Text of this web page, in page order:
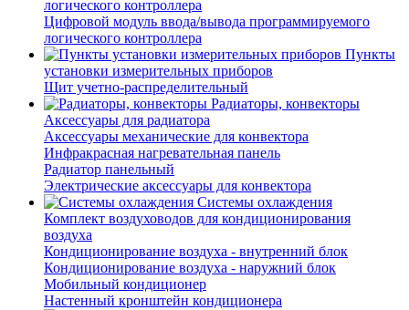
логического контроллера
Цифровой модуль ввода/вывода программируемого
логического контроллера
Пункты
установки измерительных приборов
Щит учетно-распределительный
Радиаторы, конвекторы
Аксессуары для радиатора
Аксессуары механические для конвектора
Инфракрасная нагревательная панель
Радиатор панельный
Электрические аксессуары для конвектора
Системы охлаждения
Комплект воздуховодов для кондиционирования
воздуха
Кондиционирование воздуха - внутренний блок
Кондиционирование воздуха - наружний блок
Мобильный кондиционер
Настенный кронштейн кондиционера